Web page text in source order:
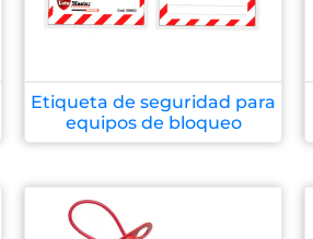
Etiqueta de seguridad para
equipos de bloqueo